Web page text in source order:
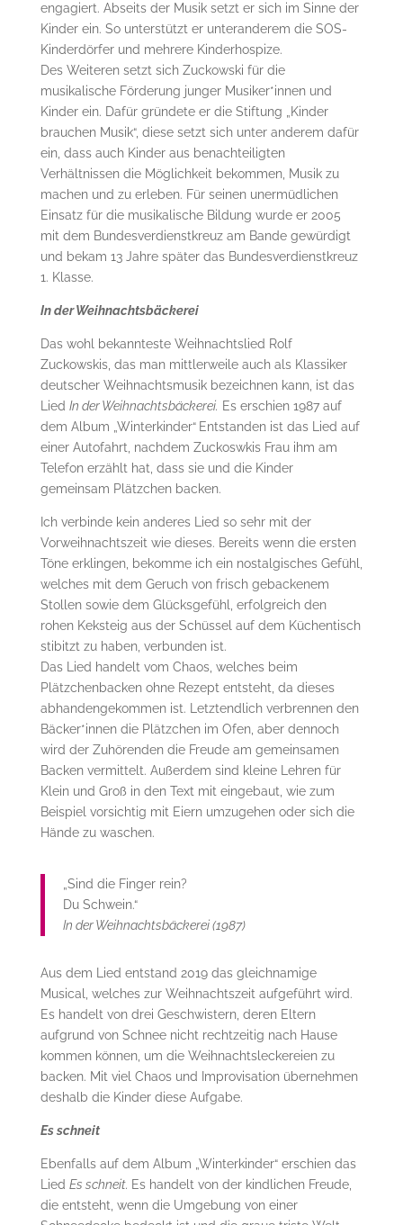
engagiert. Abseits der Musik setzt er sich im Sinne der
Kinder ein. So unterstützt er unteranderem die SOS-
Kinderdörfer und mehrere Kinderhospize.
Des Weiteren setzt sich Zuckowski für die
musikalische Förderung junger Musiker*innen und
Kinder ein. Dafür gründete er die Stiftung „Kinder
brauchen Musik“, diese setzt sich unter anderem dafür
ein, dass auch Kinder aus benachteiligten
Verhältnissen die Möglichkeit bekommen, Musik zu
machen und zu erleben. Für seinen unermüdlichen
Einsatz für die musikalische Bildung wurde er 2005
mit dem Bundesverdienstkreuz am Bande gewürdigt
und bekam 13 Jahre später das Bundesverdienstkreuz
1. Klasse.
In der Weihnachtsbäckerei
Das wohl bekannteste Weihnachtslied Rolf
Zuckowskis, das man mittlerweile auch als Klassiker
deutscher Weihnachtsmusik bezeichnen kann, ist das
Lied In der Weihnachtsbäckerei. Es erschien 1987 auf
dem Album „Winterkinder“ Entstanden ist das Lied auf
einer Autofahrt, nachdem Zuckoswkis Frau ihm am
Telefon erzählt hat, dass sie und die Kinder
gemeinsam Plätzchen backen.
Ich verbinde kein anderes Lied so sehr mit der
Vorweihnachtszeit wie dieses. Bereits wenn die ersten
Töne erklingen, bekomme ich ein nostalgisches Gefühl,
welches mit dem Geruch von frisch gebackenem
Stollen sowie dem Glücksgefühl, erfolgreich den
rohen Keksteig aus der Schüssel auf dem Küchentisch
stibitzt zu haben, verbunden ist.
Das Lied handelt vom Chaos, welches beim
Plätzchenbacken ohne Rezept entsteht, da dieses
abhandengekommen ist. Letztendlich verbrennen den
Bäcker*innen die Plätzchen im Ofen, aber dennoch
wird der Zuhörenden die Freude am gemeinsamen
Backen vermittelt. Außerdem sind kleine Lehren für
Klein und Groß in den Text mit eingebaut, wie zum
Beispiel vorsichtig mit Eiern umzugehen oder sich die
Hände zu waschen.
„Sind die Finger rein?
Du Schwein.“
In der Weihnachtsbäckerei (1987)
Aus dem Lied entstand 2019 das gleichnamige
Musical, welches zur Weihnachtszeit aufgeführt wird.
Es handelt von drei Geschwistern, deren Eltern
aufgrund von Schnee nicht rechtzeitig nach Hause
kommen können, um die Weihnachtsleckereien zu
backen. Mit viel Chaos und Improvisation übernehmen
deshalb die Kinder diese Aufgabe.
Es schneit
Ebenfalls auf dem Album „Winterkinder“ erschien das
Lied Es schneit. Es handelt von der kindlichen Freude,
die entsteht, wenn die Umgebung von einer